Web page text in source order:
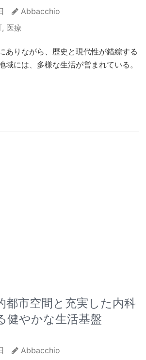
Abbacchio
, 医療
ありながら、歴史と現代性が錯綜する
域には、多様な生活が営まれている。
都市空間と充実した内科
健やかな生活基盤
Abbacchio